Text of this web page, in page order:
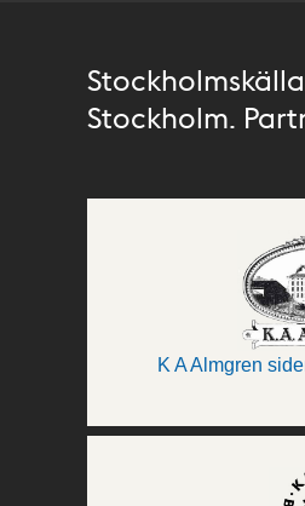
Stockholm.
K A Almgren